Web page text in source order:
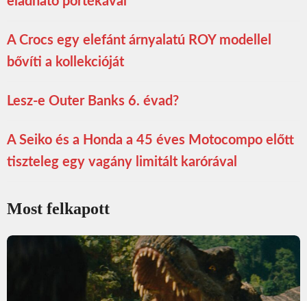
A Crocs egy elefánt árnyalatú ROY modellel
bővíti a kollekcióját
Lesz-e Outer Banks 6. évad?
A Seiko és a Honda a 45 éves Motocompo előtt
tiszteleg egy vagány limitált karórával
Most felkapott